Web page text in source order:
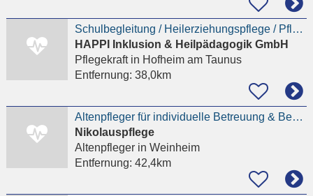
Schulbegleitung / Heilerziehungspflege / Pflegekraft (m/w/d)
HAPPI Inklusion & Heilpädagogik GmbH
Pflegekraftin Hofheim am Taunus
Entfernung: 38,0km
Altenpfleger für individuelle Betreuung & Begleitung / Fördergruppe (m/w/d)
Nikolauspflege
Altenpflegerin Weinheim
Entfernung: 42,4km